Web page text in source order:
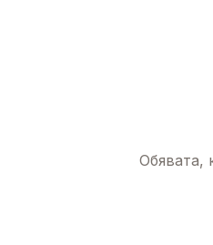
Обявата,